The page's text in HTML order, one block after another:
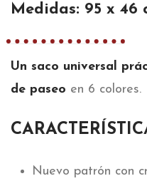
Medidas: 95 x 46
Un saco universal
de paseo en 6 colores.
Nuevo patrón con